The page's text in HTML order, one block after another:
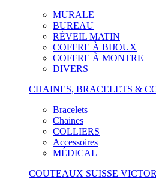
MURALE
BUREAU
RÉVEIL MATIN
COFFRE À BIJOUX
COFFRE À MONTRE
DIVERS
CHAINES, BRACELETS &
Bracelets
Chaines
COLLIERS
Accessoires
MÉDICAL
COUTEAUX SUISSE